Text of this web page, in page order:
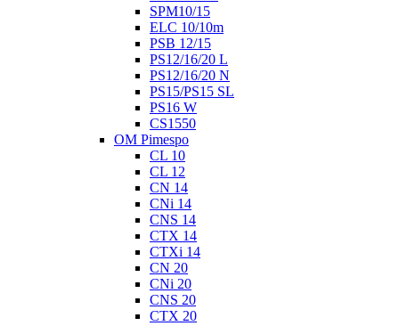
SPM10/15
ELC 10/10m
PSB 12/15
PS12/16/20 L
PS12/16/20 N
PS15/PS15 SL
PS16 W
CS1550
OM Pimespo
CL 10
CL 12
CN 14
CNi 14
CNS 14
CTX 14
CTXi 14
CN 20
CNi 20
CNS 20
CTX 20